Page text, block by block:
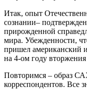
Итак, опыт
сознании–
прирожденной
мира. Убежденности,
пришел американский
на 4-ом году
Повторимся – образ
корреспондентов. Все